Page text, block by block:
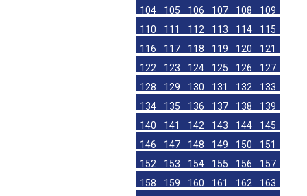
104
105 106 107 108
109
110
111 112 113 114
115
116
117 118 119 120
121
122
123 124 125 126
127
128
129 130 131 132
133
134
135 136 137 138
139
140
141 142 143 144
145
146
147 148 149 150
151
152
153 154 155 156
157
158
159 160 161 162
163